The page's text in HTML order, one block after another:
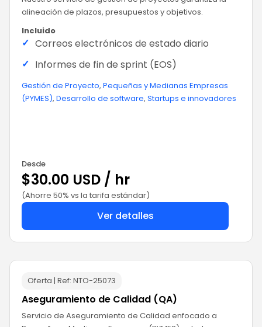
alineación de plazos, presupuestos y objetivos.
Incluido
✓ Correos electrónicos de estado diario
✓ Informes de fin de sprint (EOS)
Gestión de Proyecto, Pequeñas y Medianas Empresas
(PYMES), Desarrollo de software, Startups e innovadores
Desde
$30.00 USD / hr
(Ahorre 50% vs la tarifa estándar)
Ver detalles
Oferta | Ref: NTO-25073
Aseguramiento de Calidad (QA)
Servicio de Aseguramiento de Calidad enfocado a